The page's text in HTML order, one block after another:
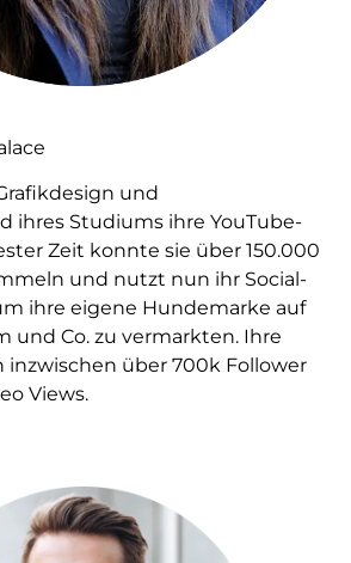
und
ihres Studiums ihre YouTube-
Zeit konnte sie über 150.000
und nutzt nun ihr Social-
ihre eigene Hundemarke auf
und Co. zu vermarkten. Ihre
inzwischen über 700k Follower
Views.